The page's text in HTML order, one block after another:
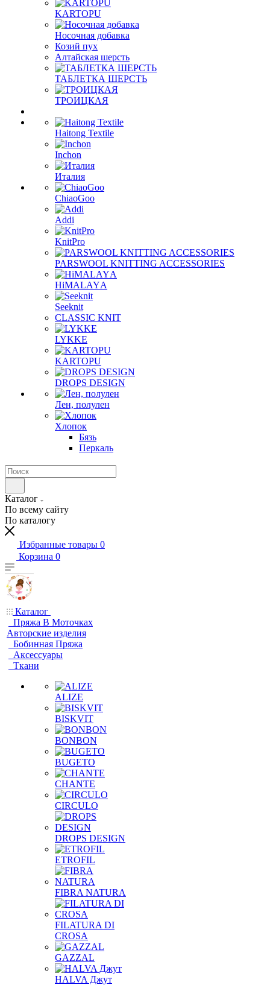
KARTOPU
Носочная добавка
Козий пух
Алтайская шерсть
ТАБЛЕTКА ШЕРСТЬ
ТРОИЦКАЯ
Haitong Textilе
Inchon
Италия
ChiaoGoo
Addi
KnitPro
PARSWOOL KNITTING ACCESSORIES
HiMALAYА
Seeknit
CLASSIC KNIT
LYKKE
KАRTOPU
DROPS DЕSIGN
Лен, полулен
Хлопок
Бязь
Перкаль
Каталог
По всему сайту
По каталогу
Избранные товары 0
Корзина 0
Каталог
Пряжа В Моточках
Авторские изделия
Бобинная Пряжа
Аксессуары
Ткани
ALIZE
BISKVIT
BONBON
BUGETO
CHANTE
CIRCULO
DROPS DESIGN
ETROFIL
FIBRA NATURA
FILATURA DI
CROSA
GAZZAL
HALVA Джут